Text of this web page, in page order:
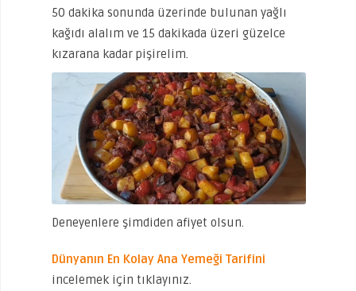
50 dakika sonunda üzerinde bulunan yağlı
kağıdı alalım ve 15 dakikada üzeri güzelce
kızarana kadar pişirelim.
Deneyenlere şimdiden afiyet olsun.
Dünyanın En Kolay Ana Yemeği Tarifini
incelemek için tıklayınız.